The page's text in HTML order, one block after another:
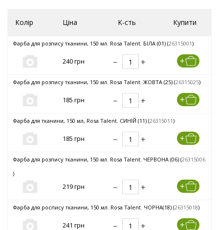
Колір Ціна К-сть Купити
Фарба для розпису тканини, 150 мл. Rosa Talent. БІЛА (01) (26315001)
240 грн
Фарба для розпису тканини, 150 мл. Rosa Talent. ЖОВТА (25) (26315025)
185 грн
Фарба для тканини, 150 мл, Rosa Talent. СИНІЙ (11) (26315011)
185 грн
Фарба для розпису тканини, 150 мл. Rosa Talent. ЧЕРВОНА (06) (26315006
)
219 грн
Фарба для роспису тканини, 150 мл. Rosa Talent. ЧОРНА(18) (26315018)
241 грн